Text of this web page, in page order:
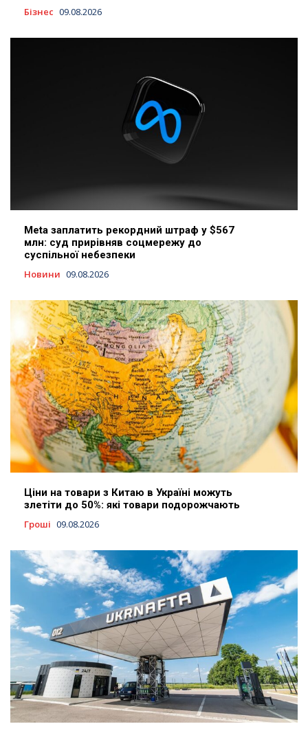
Бізнес 09.08.2026
Meta заплатить рекордний штраф у $567
млн: суд прирівняв соцмережу до
суспільної небезпеки
Новини 09.08.2026
Ціни на товари з Китаю в Україні можуть
злетіти до 50%: які товари подорожчають
Гроші 09.08.2026